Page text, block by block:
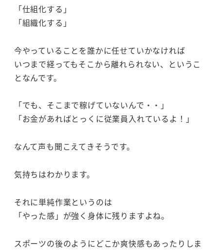
「仕組化する」
「組織化する」
今やっていることを誰かに任せていかなければ
いつまで経ってもそこから離れられない、というこ
となんです。
「でも、そこまで稼げていないんで・・」
「お金があればとっくに従業員入れているよ！」
なんて声も聞こえてきそうです。
気持ちはわかります。
それに単純作業というのは
「やった感」が強く身体に残りますよね。
スポーツの後のようにどこか爽快感もあったりしま